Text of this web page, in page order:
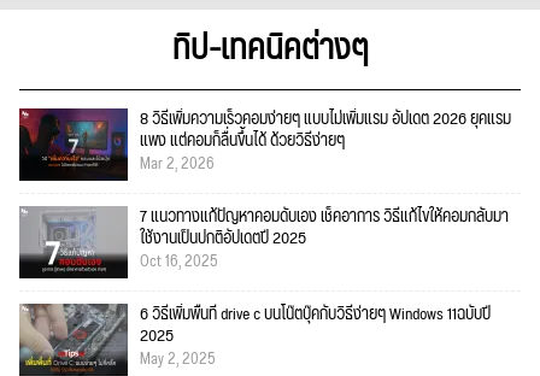
ทิป-เทคนิคต่างๆ
8 วิธีเพิ่มความเร็วคอมง่ายๆ แบบไม่เพิ่มแรม อัปเดต 2026 ยุคแรม
แพง แต่คอมก็ลื่นขึ้นได้ ด้วยวิธีง่ายๆ
Mar 2, 2026
7 แนวทางแก้ปัญหาคอมดับเอง เช็คอาการ วิธีแก้ไขให้คอมกลับมา
ใช้งานเป็นปกติอัปเดตปี 2025
Oct 16, 2025
6 วิธีเพิ่มพื้นที่ drive c บนโน๊ตบุ๊คกับวิธีง่ายๆ Windows 11ฉบับปี
2025
May 2, 2025